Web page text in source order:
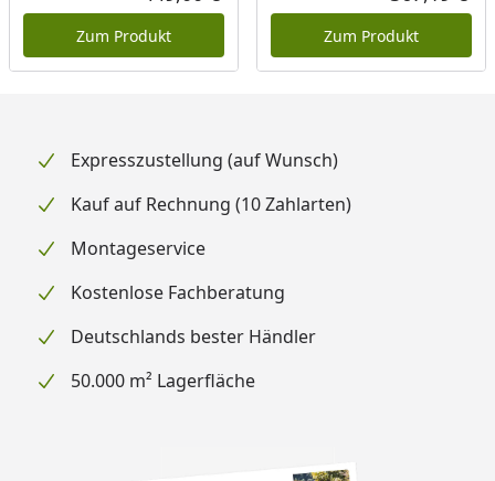
Aktueller Preis
Zum Produkt Zum Produkt
Expresszustellung (auf Wunsch)
Kauf auf Rechnung (10 Zahlarten)
Montageservice
Kostenlose Fachberatung
Deutschlands bester Händler
50.000 m² Lagerfläche